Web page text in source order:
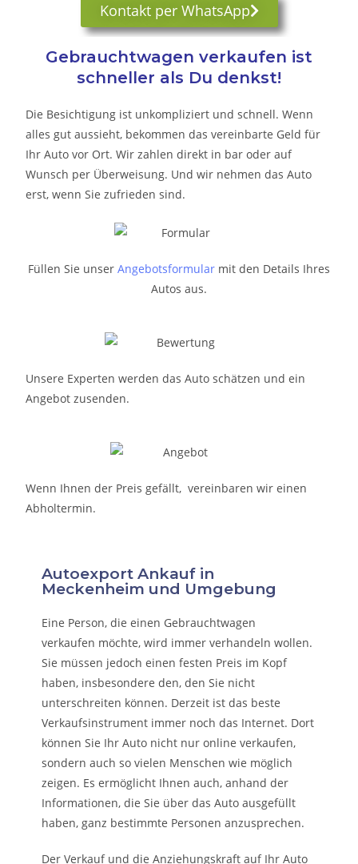
Kontakt per WhatsApp
Gebrauchtwagen verkaufen ist
schneller als Du denkst!
Die Besichtigung ist unkompliziert und schnell. Wenn
alles gut aussieht, bekommen das vereinbarte Geld für
Ihr Auto vor Ort. Wir zahlen direkt in bar oder auf
Wunsch per Überweisung. Und wir nehmen das Auto
erst, wenn Sie zufrieden sind.
Füllen Sie unser Angebotsformular mit den Details Ihres
Autos aus.
Unsere Experten werden das Auto schätzen und ein
Angebot zusenden.
Wenn Ihnen der Preis gefällt, vereinbaren wir einen
Abholtermin.
Autoexport Ankauf in
Meckenheim und Umgebung
Eine Person, die einen Gebrauchtwagen
verkaufen möchte, wird immer verhandeln wollen.
Sie müssen jedoch einen festen Preis im Kopf
haben, insbesondere den, den Sie nicht
unterschreiten können. Derzeit ist das beste
Verkaufsinstrument immer noch das Internet. Dort
können Sie Ihr Auto nicht nur online verkaufen,
sondern auch so vielen Menschen wie möglich
zeigen. Es ermöglicht Ihnen auch, anhand der
Informationen, die Sie über das Auto ausgefüllt
haben, ganz bestimmte Personen anzusprechen.
Der Verkauf und die Anziehungskraft auf Ihr Auto